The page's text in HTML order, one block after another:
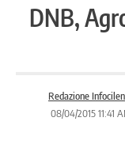
DNB,
Redazione
08/04/2015 11:41